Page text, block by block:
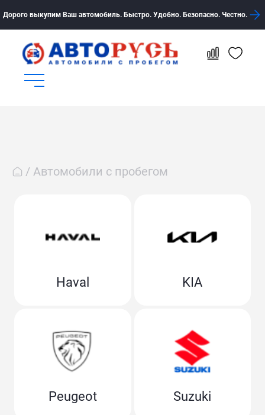
Дорого выкупим Ваш автомобиль. Быстро. Удобно. Безопасно. Честно.
Автомобили с пробегом
Haval KIA
Peugeot Suzuki